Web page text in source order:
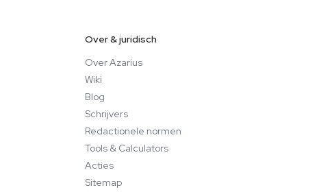
Over & juridisch
Over Azarius
Wiki
Blog
Schrijvers
Redactionele normen
Tools & Calculators
Acties
Sitemap